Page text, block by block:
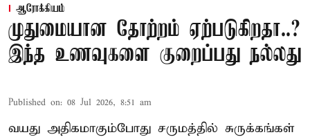
ஆரோக்கியம்
முதுமையான தோற்றம் ஏற்படுகிறதா..?
இந்த உணவுகளை குறைப்பது நல்லது
Published on: 08 Jul 2026, 8:51 am
வயது அதிகமாகும்போது சருமத்தில் சுருக்கங்கள்